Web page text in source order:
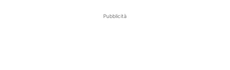
Pubblicità